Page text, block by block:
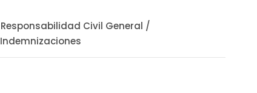
Responsabilidad Civil General /
Indemnizaciones